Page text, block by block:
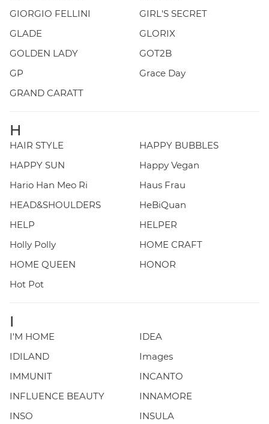
GIORGIO FELLINI
GIRL'S SECRET
GLADE
GLORIX
GOLDEN LADY
GOT2B
GP
Grace Day
GRAND CARATT
H
HAIR STYLE
HAPPY BUBBLES
HAPPY SUN
Happy Vegan
Hario Han Meo Ri
Haus Frau
HEAD&SHOULDERS
HeBiQuan
HELP
HELPER
Holly Polly
HOME CRAFT
HOME QUEEN
HONOR
Hot Pot
I
I'M HOME
IDEA
IDILAND
Images
IMMUNIT
INCANTO
INFLUENCE BEAUTY
INNAMORE
INSO
INSULA